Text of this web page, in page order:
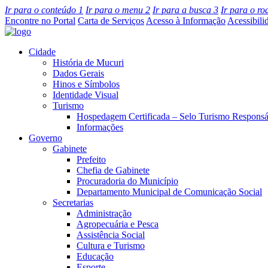
Ir para o conteúdo 1 Ir para o menu 2 Ir para a busca 3 Ir para o
Encontre no Portal Carta de Serviços Acesso à Informação
Cidade
História de Mucuri
Dados Gerais
Hinos e Símbolos
Identidade Visual
Turismo
Hospedagem Certificada – Selo Turismo
Informações
Governo
Gabinete
Prefeito
Chefia de Gabinete
Procuradoria do Município
Departamento Municipal de Comunicação Social
Secretarias
Administração
Agropecuária e Pesca
Assistência Social
Cultura e Turismo
Educação